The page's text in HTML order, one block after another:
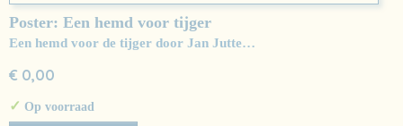
Poster: Een hemd voor tijger
Een hemd voor de tijger door Jan Jutte…
€ 0,00
✓ Op voorraad